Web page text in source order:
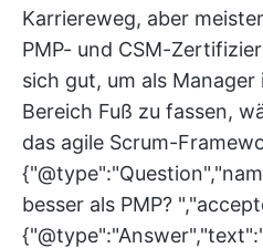
Karriereweg, aber
PMP- und CSM-
sich gut, um als
Bereich Fuß zu fassen,
das agile Scrum-
besser als PMP?